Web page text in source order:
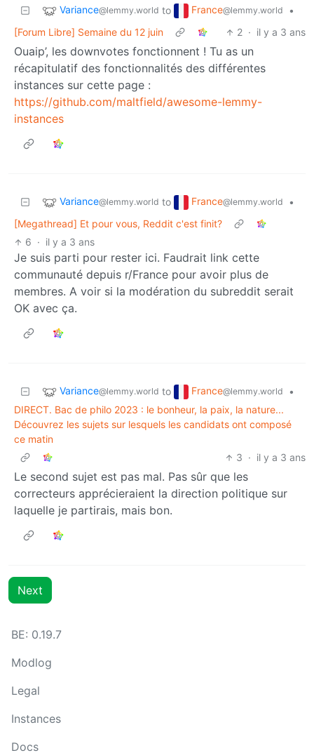
Variance@lemmy.world to France@lemmy.world
•
[Forum Libre] Semaine du 12 juin
2 · il y a 3 ans
Ouaip’, les downvotes fonctionnent ! Tu as un
récapitulatif des fonctionnalités des différentes
instances sur cette page :
https://github.com/maltfield/awesome-lemmy-
instances
Variance@lemmy.world to France@lemmy.world
•
[Megathread] Et pour vous, Reddit c'est finit?
6 · il y a 3 ans
Je suis parti pour rester ici. Faudrait link cette
communauté depuis r/France pour avoir plus de
membres. A voir si la modération du subreddit serait
OK avec ça.
Variance@lemmy.world to France@lemmy.world
•
DIRECT. Bac de philo 2023 : le bonheur, la paix, la nature...
Découvrez les sujets sur lesquels les candidats ont composé
ce matin
3 · il y a 3 ans
Le second sujet est pas mal. Pas sûr que les
correcteurs apprécieraient la direction politique sur
laquelle je partirais, mais bon.
Next
BE: 0.19.7
Modlog
Legal
Instances
Docs